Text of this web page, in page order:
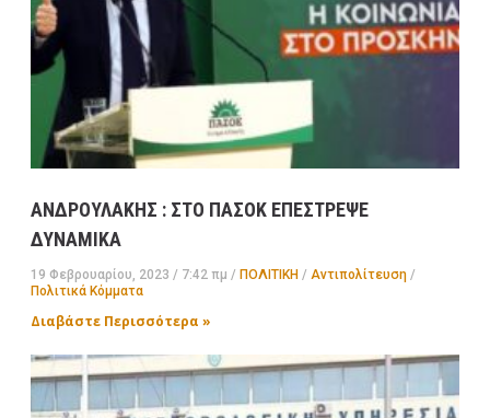
ΑΝΔΡΟΥΛΑΚΗΣ : ΣΤΟ ΠΑΣΟΚ ΕΠΕΣΤΡΕΨΕ
ΔΥΝΑΜΙΚΑ
19 Φεβρουαρίου, 2023 7:42 πμ ΠΟΛΙΤΙΚΗ / Αντιπολίτευση/
Πολιτικά Κόμματα
Διαβάστε Περισσότερα »